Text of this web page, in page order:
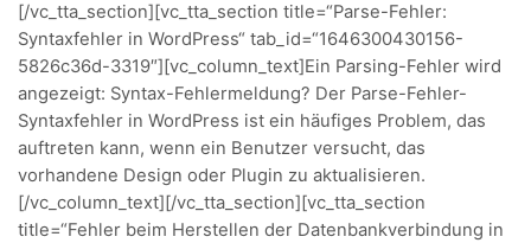
[/vc_tta_section][vc_tta_section title=“Parse-Fehler:
Syntaxfehler in WordPress“ tab_id=“1646300430156-
5826c36d-3319″][vc_column_text]Ein Parsing-Fehler wird
angezeigt: Syntax-Fehlermeldung? Der Parse-Fehler-
Syntaxfehler in WordPress ist ein häufiges Problem, das
auftreten kann, wenn ein Benutzer versucht, das
vorhandene Design oder Plugin zu aktualisieren.
[/vc_column_text][/vc_tta_section][vc_tta_section
title=“Fehler beim Herstellen der Datenbankverbindung in